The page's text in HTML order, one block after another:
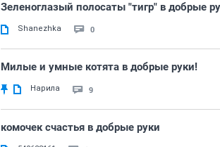
Зеленоглазый полосаты "тигр" в добрые
Shanezhka 0
Милые и умные котята в добрые руки!
Нарила 9
комочек счастья в добрые руки